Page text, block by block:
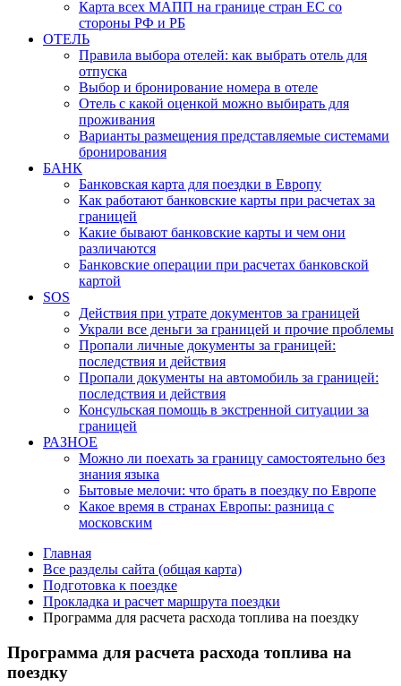
Карта всех МАПП на границе стран ЕС со
стороны РФ и РБ
ОТЕЛЬ
Правила выбора отелей: как выбрать отель для
отпуска
Выбор и бронирование номера в отеле
Отель с какой оценкой можно выбирать для
проживания
Варианты размещения представляемые системами
бронирования
БАНК
Банковская карта для поездки в Европу
Как работают банковские карты при расчетах за
границей
Какие бывают банковские карты и чем они
различаются
Банковские операции при расчетах банковской
картой
SOS
Действия при утрате документов за границей
Украли все деньги за границей и прочие проблемы
Пропали личные документы за границей:
последствия и действия
Пропали документы на автомобиль за границей:
последствия и действия
Консульская помощь в экстренной ситуации за
границей
РАЗНОЕ
Можно ли поехать за границу самостоятельно без
знания языка
Бытовые мелочи: что брать в поездку по Европе
Какое время в странах Европы: разница с
московским
Главная
Все разделы сайта (общая карта)
Подготовка к поездке
Прокладка и расчет маршрута поездки
Программа для расчета расхода топлива на поездку
Программа для расчета расхода топлива на
поездку